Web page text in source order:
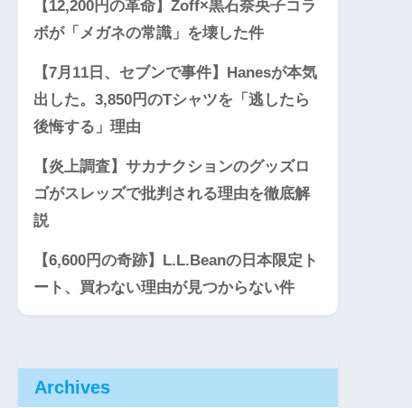
【12,200円の革命】Zoff×黒石奈央子コラ
ボが「メガネの常識」を壊した件
【7月11日、セブンで事件】Hanesが本気
出した。3,850円のTシャツを「逃したら
後悔する」理由
【炎上調査】サカナクションのグッズロ
ゴがスレッズで批判される理由を徹底解
説
【6,600円の奇跡】L.L.Beanの日本限定ト
ート、買わない理由が見つからない件
Archives